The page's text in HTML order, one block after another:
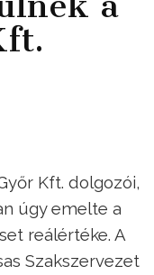
Kft. dolgozói,
úgy emelte a
reálértéke. A
Szakszervezet